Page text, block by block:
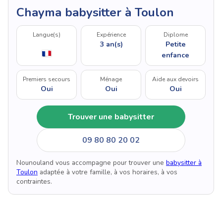
Chayma babysitter à Toulon
Langue(s) Expérience
3 an(s)
Diplome
Petite
enfance
Premiers secours
Oui
Ménage
Oui
Aide aux devoirs
Oui
Trouver une babysitter
09 80 80 20 02
Nounouland vous accompagne pour trouver une babysitter à
Toulon adaptée à votre famille, à vos horaires, à vos
contraintes.